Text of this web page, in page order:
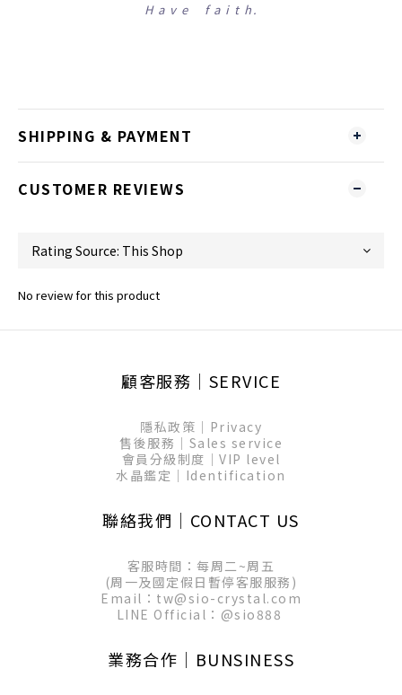
H a v e f a i t h.
SHIPPING & PAYMENT
CUSTOMER REVIEWS
No review for this product
顧客服務│SERVICE
隱私政策│Privacy
售後服務│Sales service
會員分級制度│VIP level
水晶鑑定│Identification
聯絡我們│CONTACT US
客服時間：每周二~周五
(周一及國定假日暫停客服服務)
Email：tw@sio-crystal.com
LINE Official： @sio888
業務合作│BUNSINESS